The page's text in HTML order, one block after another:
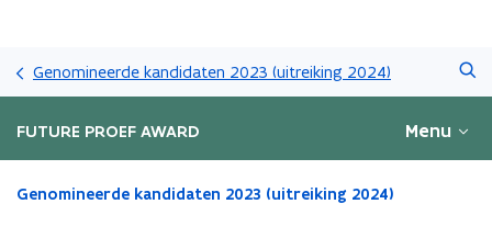
en
naar
gaan
Genomineerde kandidaten 2023 (uitreiking 2024)
FUTURE PROEF AWARD Menu
Gedaan
Genomineerde kandidaten 2023 (uitreiking 2024)